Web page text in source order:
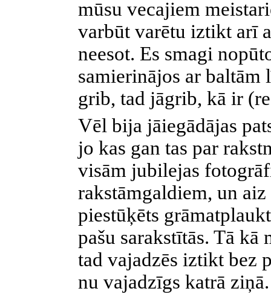
mūsu vecajiem
varbūt varētu iztikt arī
neesot. Es smagi
samierinājos ar
grib, tad jāgrib, kā ir
Vēl bija jāiegādājas
jo kas gan tas par
visām jubilejas
rakstāmgaldiem, un
piestūķēts
pašu sarakstītās. Tā kā
tad vajadzēs iztikt bez
nu vajadzīgs katrā ziņā.